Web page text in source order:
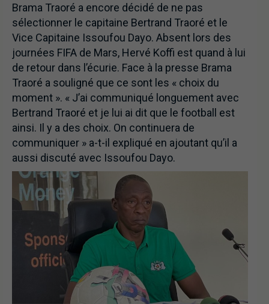
Brama Traoré a encore décidé de ne pas
sélectionner le capitaine Bertrand Traoré et le
Vice Capitaine Issoufou Dayo. Absent lors des
journées FIFA de Mars, Hervé Koffi est quand à lui
de retour dans l’écurie. Face à la presse Brama
Traoré a souligné que ce sont les « choix du
moment ». « J’ai communiqué longuement avec
Bertrand Traoré et je lui ai dit que le football est
ainsi. Il y a des choix. On continuera de
communiquer » a-t-il expliqué en ajoutant qu’il a
aussi discuté avec Issoufou Dayo.